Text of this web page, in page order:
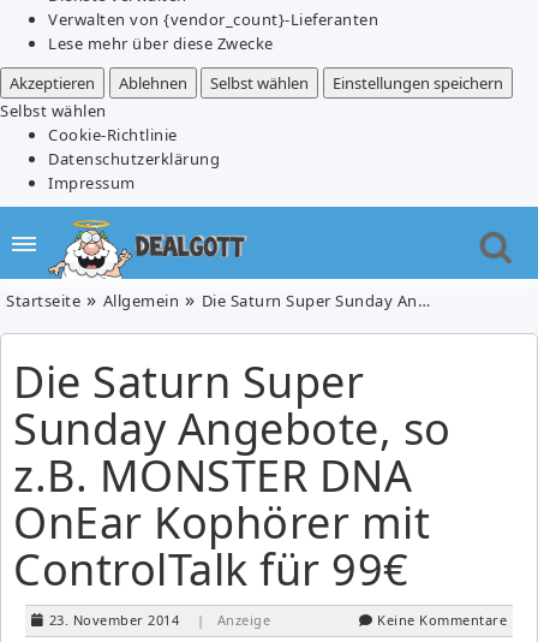
Verwalten von {vendor_count}-Lieferanten
Lese mehr über diese Zwecke
Akzeptieren
Ablehnen Selbst wählen
Einstellungen speichern
Selbst wählen
Cookie-Richtlinie
Datenschutzerklärung
Impressum
Startseite Allgemein Die Saturn Super Sunday Angebote, so z.B. MONSTER DNA OnEar Kophörer mit ControlTalk für 99€
Die Saturn Super
Sunday Angebote, so
z.B. MONSTER DNA
OnEar Kophörer mit
ControlTalk für 99€
23. November 2014 | Anzeige Keine Kommentare